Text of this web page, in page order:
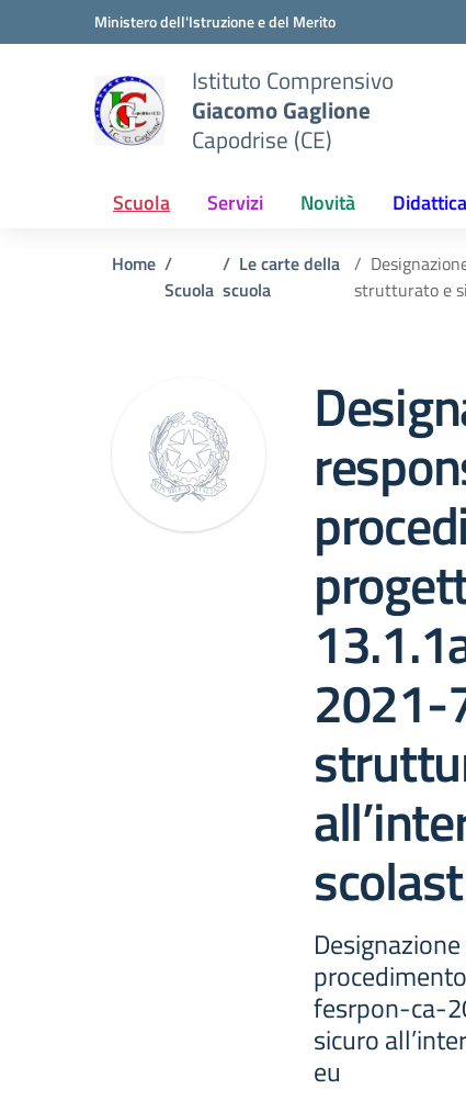
Vai ai contenuti
Vai al menu di navigazioneMinistero dell'Istruzione e del Merito
Istituto Comprensivo
Giacomo Gaglione
Capodrise (CE)
Scuola Servizi Novità Didattica
Home
Scuola
Le carte della
scuola
strutturato e
2021-
fesrpon-ca-
sicuro
eu